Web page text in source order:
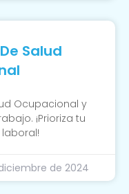
Salud
Ocupacional y
¡Prioriza tu
de 2024